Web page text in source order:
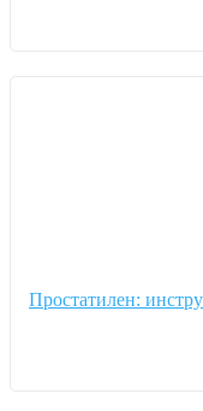
Простатилен: